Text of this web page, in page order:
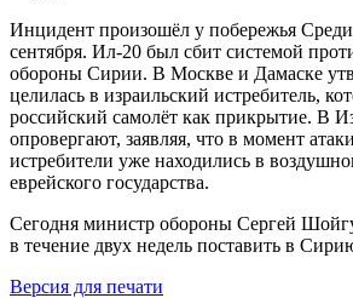
Инцидент произошёл у побережья
сентября. Ил-20 был сбит системой
обороны Сирии. В Москве и Дамаске
целилась в израильский истребитель,
российский самолёт как прикрытие. В
опровергают, заявляя, что в момент
истребители уже находились в
еврейского государства.
Сегодня министр обороны Сергей
в течение двух недель поставить в
Версия для печати